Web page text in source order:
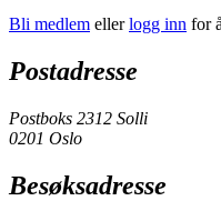
Bli medlem ellerlogg inn for
Postadresse
Postboks 2312 Solli
0201 Oslo
Besøksadresse